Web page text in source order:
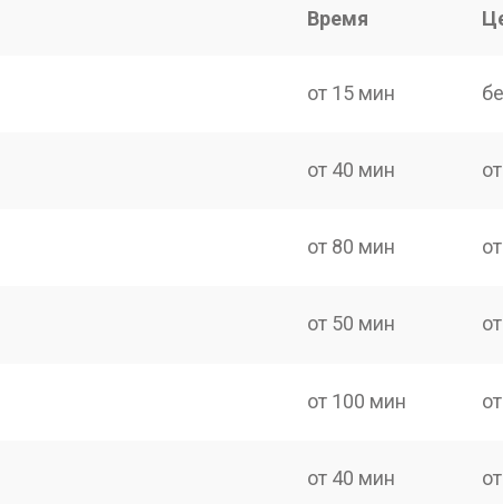
Время
от 15 мин
от 40 мин
от 80 мин
от 50 мин
от 100 мин
от 40 мин